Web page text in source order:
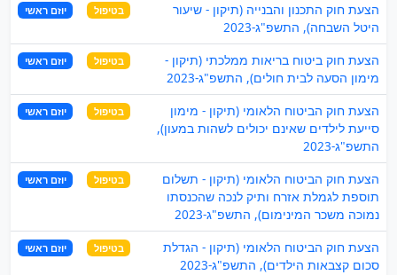
הצעת חוק התכנון והבנייה (תיקון - שיעור
היטל השבחה), התשפ"ג-2023
בטיפול יוזם ראשי
הצעת חוק ביטוח בריאות ממלכתי (תיקון -
מימון הסעה לבית חולים), התשפ"ג-2023
בטיפול יוזם ראשי
הצעת חוק הביטוח הלאומי (תיקון - מימון
סייעת לילדים שאינם יכולים לשהות במעון),
התשפ"ג-2023
בטיפול יוזם ראשי
הצעת חוק הביטוח הלאומי (תיקון - תשלום
תוספת לגמלת אזרח ותיק לנכה שהכנסתו
נמוכה משכר המינימום), התשפ"ג-2023
בטיפול יוזם ראשי
הצעת חוק הביטוח הלאומי (תיקון - הגדלת
סכום קצבאות הילדים), התשפ"ג-2023
בטיפול יוזם ראשי